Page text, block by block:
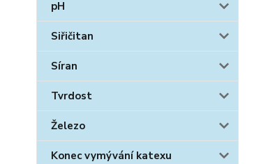
pH
Siřičitan
Síran
Tvrdost
Železo
Konec vymývání katexu